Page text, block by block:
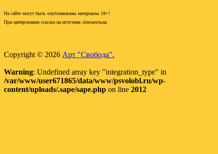
На сайте могут быть опубликованы материалы 18+!
При цитировании ссылка на источник обязательна.
Copyright © 2026 Арт "Свобода".
Warning: Undefined array key "integration_type" in
/var/www/user671865/data/www/psvolobl.ru/wp-
content/uploads/.sape/sape.php on line 2012